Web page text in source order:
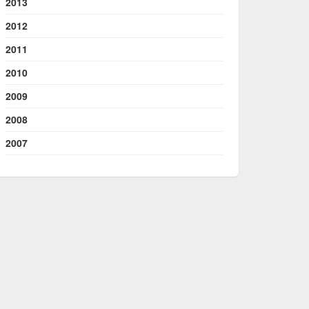
2012
2011
2010
2009
2008
2007